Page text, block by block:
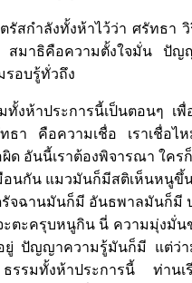
รัสกำลังทั้งห้าไว้ว่า ศรัทธ
สมาธิคือความตั้งใจมั่น ปั
อบรู้ทั่วถึง
งห้าประการนี้เป็นตอนๆ เพื่
ธา คือความเชื่อ เราเชื่อไ
ด อันนี้เราต้องพิจารณา ใค
อนกัน แมวมันก็มีสติเห็นหนู
รัจฉานมันก็มี อันธพาลมันก็
ตะครุบหนูกิน นี่ ความมุ่งมั่น
ปัญญาความรู้มันก็มี แต่ว่า
รมทั้งห้าประการนี้ ท่านเรี